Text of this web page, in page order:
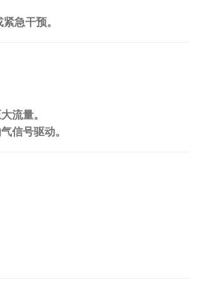
急干预。
流量。
信号驱动。